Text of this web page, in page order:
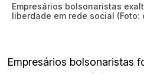
Empresários bolsonaristas
liberdade em rede social (Foto:
Empresários bolsonaristas